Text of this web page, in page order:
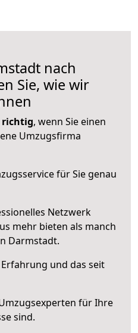
nach
Sie, wie wir
richtig, wenn Sie einen
Umzugsfirma
für Sie genau
Netzwerk
mehr bieten als manch
Darmstadt.
Erfahrung und das seit
für Ihre
sind.